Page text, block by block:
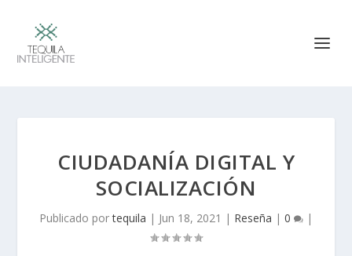
CIUDADANÍA DIGITAL Y
SOCIALIZACIÓN
Publicado portequila | Jun 18, 2021 | Reseña | 0 |